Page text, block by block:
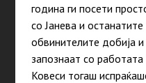
година ги посети
со Јанева и
обвинителите добија
запознаат со
Ковеси тогаш